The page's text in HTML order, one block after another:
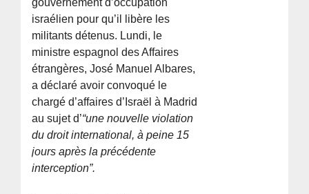
israélien pour qu’il libère les
militants détenus. Lundi, le
ministre espagnol des Affaires
étrangères, José Manuel Albares,
a déclaré avoir convoqué le
chargé d’affaires d’Israël à Madrid
au sujet d’“une nouvelle violation
du droit international, à peine 15
jours après la précédente
interception”.